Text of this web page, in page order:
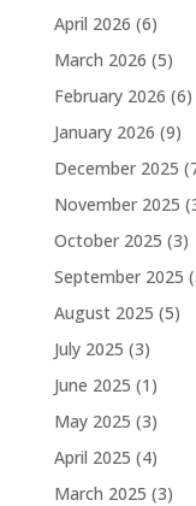
April 2026 (6)
March 2026 (5)
February 2026 (6)
January 2026 (9)
December 2025
November 2025
October 2025 (3)
September 2025
August 2025 (5)
July 2025 (3)
June 2025 (1)
May 2025 (3)
April 2025 (4)
March 2025 (3)